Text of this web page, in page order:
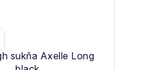
sukňa Axelle Long